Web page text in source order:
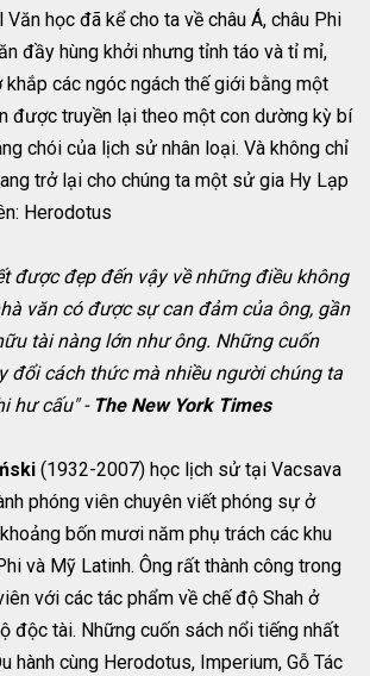
học đã kể cho ta về châu Á, châu Phi
đầy hùng khởi nhưng tỉnh táo và tỉ mỉ,
các ngóc ngách thế giới bằng một
được truyền lại theo một con dường kỳ bí
chói của lịch sử nhân loại. Và không chỉ
trở lại cho chúng ta một sử gia Hy Lạp
Herodotus
được đẹp đến vậy về những điều không
văn có được sự can đảm của ông, gần
tài nàng lớn như ông. Những cuốn
đổi cách thức mà nhiều người chúng ta
hư cấu" - The New York Times
(1932-2007) học lịch sử tại Vacsava
phóng viên chuyên viết phóng sự ở
bốn mươi năm phụ trách các khu
và Mỹ Latinh. Ông rất thành công trong
với các tác phẩm về chế độ Shah ở
độc tài. Những cuốn sách nổi tiếng nhất
hành cùng Herodotus, Imperium, Gỗ Tác